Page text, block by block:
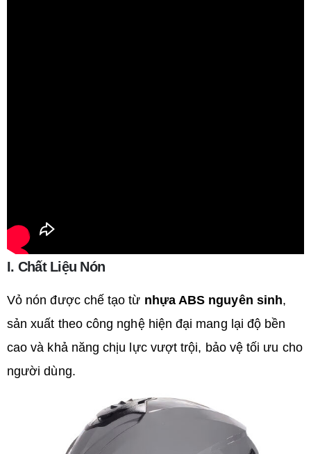
I. Chất Liệu Nón
Vỏ nón được chế tạo từ nhựa ABS nguyên sinh,
sản xuất theo công nghệ hiện đại mang lại độ bền
cao và khả năng chịu lực vượt trội, bảo vệ tối ưu cho
người dùng.